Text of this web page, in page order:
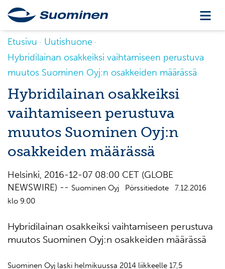
Etusivu
Uutishuone
Hybridilainan osakkeiksi vaihtamiseen perustuva
muutos Suominen Oyj:n osakkeiden määrässä
Hybridilainan osakkeiksi
vaihtamiseen perustuva
muutos Suominen Oyj:n
osakkeiden määrässä
Helsinki, 2016-12-07 08:00 CET (GLOBE
NEWSWIRE) -- Suominen Oyj Pörssitiedote 7.12.2016
klo 9.00
Hybridilainan osakkeiksi vaihtamiseen perustuva
muutos Suominen Oyj:n osakkeiden määrässä
Suominen Oyj laski helmikuussa 2014 liikkeelle 17,5